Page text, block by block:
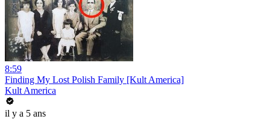
8:59
Finding My Lost Polish Family [Kult America]
Kult America
il y a 5 ans